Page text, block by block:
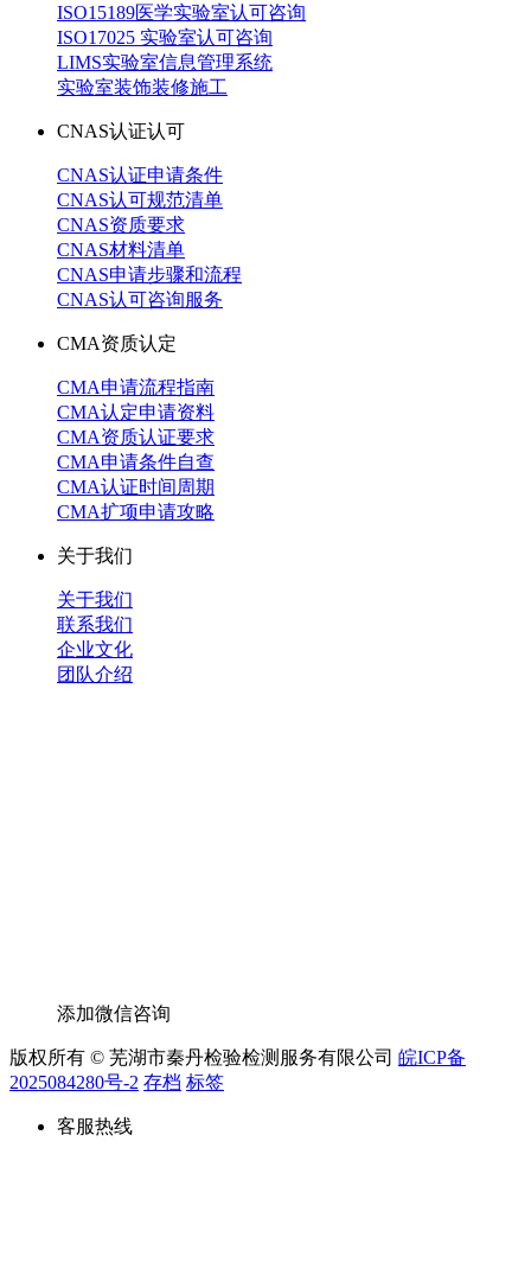
ISO15189医学实验室认可咨询
ISO17025 实验室认可咨询
LIMS实验室信息管理系统
实验室装饰装修施工
CNAS认证认可
CNAS认证申请条件
CNAS认可规范清单
CNAS资质要求
CNAS材料清单
CNAS申请步骤和流程
CNAS认可咨询服务
CMA资质认定
CMA申请流程指南
CMA认定申请资料
CMA资质认证要求
CMA申请条件自查
CMA认证时间周期
CMA扩项申请攻略
关于我们
关于我们
联系我们
企业文化
团队介绍
添加微信咨询
版权所有 © 芜湖市秦丹检验检测服务有限公司 皖ICP备
2025084280号-2 存档 标签
客服热线